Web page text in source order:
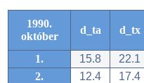
1990.
október
d_ta d_tx
1. 15.8
22.1
2.
12.4
17.4